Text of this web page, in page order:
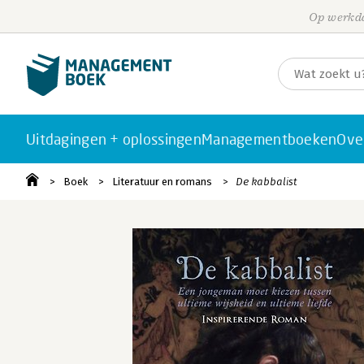
Op
Uitdagingen + oplossingenManagementboeken
Boek Literatuur en romans De kabbalist